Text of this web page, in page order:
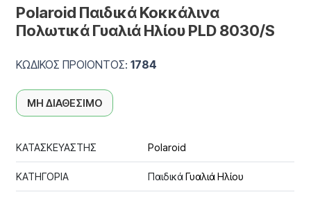
Polaroid Παιδικά Κοκκάλινα
Πολωτικά Γυαλιά Ηλίου PLD 8030/S
ΚΩΔΙΚΟΣ ΠΡΟΙΟΝΤΟΣ:1784
ΜΗ ΔΙΑΘΕΣΙΜΟ
ΚΑΤΑΣΚΕΥΑΣΤΗΣ Polaroid
ΚΑΤΗΓΟΡΙΑ ΠαιδικάΓυαλιά Ηλίου